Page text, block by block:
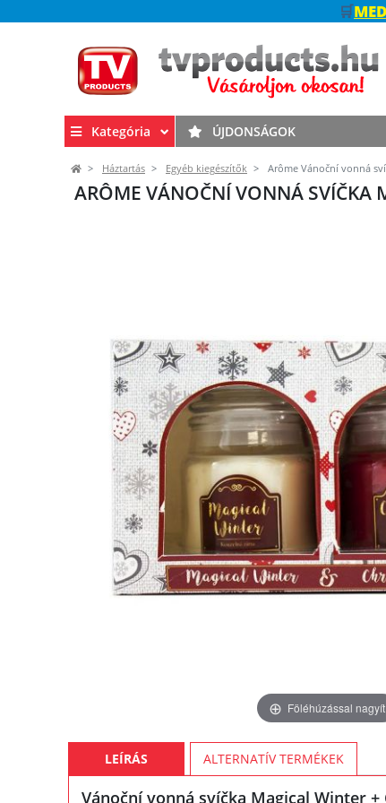
🛒
Kategória ÚJDONSÁGOK
Háztartás Egyéb kiegészítők Arôme Vánoční vonná
ARÔME VÁNOČNÍ VONNÁ SVÍČKA
Föléhúzással nagyít
LEÍRÁS ALTERNATÍV TERMÉKEK
Vánoční vonná svíčka Magical Winter +